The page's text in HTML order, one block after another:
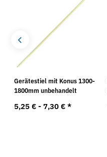
Gerätestiel mit Konus 1300-
1800mm unbehandelt
5,25 € - 7,30 € *